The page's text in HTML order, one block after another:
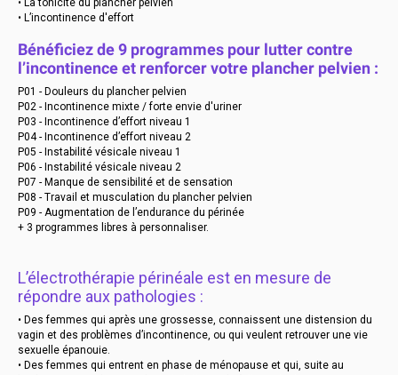
• L’incontinence d'effort
Bénéficiez de 9 programmes pour lutter contre
l’incontinence et renforcer votre plancher pelvien :
P01 - Douleurs du plancher pelvien
P02 - Incontinence mixte / forte envie d'uriner
P03 - Incontinence d’effort niveau 1
P04 - Incontinence d’effort niveau 2
P05 - Instabilité vésicale niveau 1
P06 - Instabilité vésicale niveau 2
P07 - Manque de sensibilité et de sensation
P08 - Travail et musculation du plancher pelvien
P09 - Augmentation de l’endurance du périnée
+ 3 programmes libres à personnaliser.
L’électrothérapie périnéale est en mesure de
répondre aux pathologies :
• Des femmes qui après une grossesse, connaissent une distension du
vagin et des problèmes d’incontinence, ou qui veulent retrouver une vie
sexuelle épanouie.
• Des femmes qui entrent en phase de ménopause et qui, suite au